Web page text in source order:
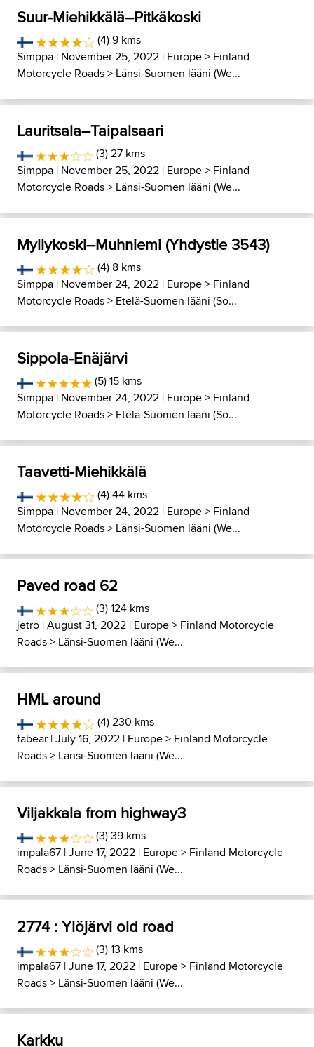
Suur-Miehikkälä–Pitkäkoski
(4) 9 kms
Simppa | November 25, 2022 | Europe> Finland
Motorcycle Roads> Länsi-Suomen lääni (We...
Lauritsala–Taipalsaari
(3) 27 kms
Simppa | November 25, 2022 | Europe> Finland
Motorcycle Roads> Länsi-Suomen lääni (We...
Myllykoski–Muhniemi (Yhdystie 3543)
(4) 8 kms
Simppa | November 24, 2022 | Europe> Finland
Motorcycle Roads> Etelä-Suomen lääni (So...
Sippola-Enäjärvi
(5) 15 kms
Simppa | November 24, 2022 | Europe> Finland
Motorcycle Roads> Etelä-Suomen lääni (So...
Taavetti-Miehikkälä
(4) 44 kms
Simppa | November 24, 2022 | Europe> Finland
Motorcycle Roads> Länsi-Suomen lääni (We...
Paved road 62
(3) 124 kms
jetro | August 31, 2022 | Europe> Finland Motorcycle
Roads> Länsi-Suomen lääni (We...
HML around
(4) 230 kms
fabear | July 16, 2022 | Europe> Finland Motorcycle
Roads> Länsi-Suomen lääni (We...
Viljakkala from highway3
(3) 39 kms
impala67 | June 17, 2022 | Europe> Finland Motorcycle
Roads> Länsi-Suomen lääni (We...
2774 : Ylöjärvi old road
(3) 13 kms
impala67 | June 17, 2022 | Europe> Finland Motorcycle
Roads> Länsi-Suomen lääni (We...
Karkku